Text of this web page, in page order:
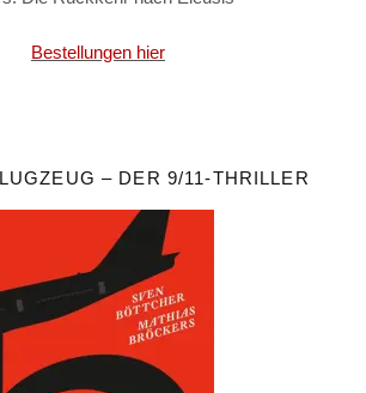
Bestellungen hier
– DER 9/11-THRILLER